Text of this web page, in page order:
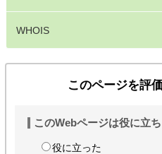
WHOIS
このページを評
このWebページは役に立
役に立った